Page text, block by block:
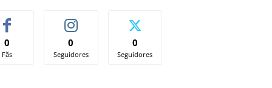
0
Fãs
0
Seguidores
0
Seguidores